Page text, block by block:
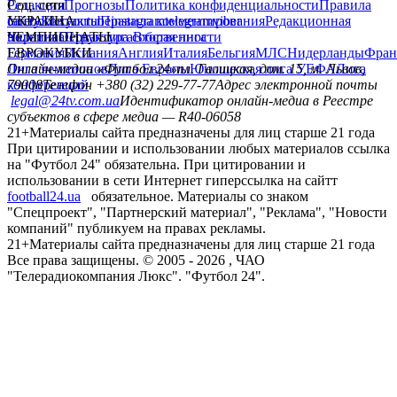
РедакцияПрогнозыПолитика конфиденциальностиПравила
сайтуКонтактыПравила комментированияРедакционная
политикаСтруктура собственности
Соц. сети
facebookxyoutubeinstagramtelegramviber
УКРАИНА
УкраинаПервая лигаВторая лига
ЧЕМПИОНАТЫ
ГерманияИспанияАнглияИталияБельгияМЛСНидерланды
ЕВРОКУБКИ
Лига чемпионовЛига ЕвропыЮношеская лига УЕФАЛига
конференций
Онлайн-медиа «Футбол 24»пл. Галицкая, дом. 15, м. Львов,
79008Телефон +380 (32) 229-77-77Адрес электронной почты
legal@24tv.com.uaИдентификатор онлайн-медиа в Реестре
субъектов в сфере медиа — R40-06058
21+Материалы сайта предназначены для лиц старше 21 года
При цитировании и использовании любых материалов ссылка
на "Футбол 24" обязательна. При цитировании и
использовании в сети Интернет гиперссылка на сайтт
football24.ua
обязательное. Материалы со знаком
"Спецпроект", "Партнерский материал", "Реклама", "Новости
компаний" публикуем на правах рекламы.
21+Материалы сайта предназначены для лиц старше 21 года
Все права защищены. © 2005 - 2026 , ЧАО
"Телерадиокомпания Люкс". "Футбол 24".